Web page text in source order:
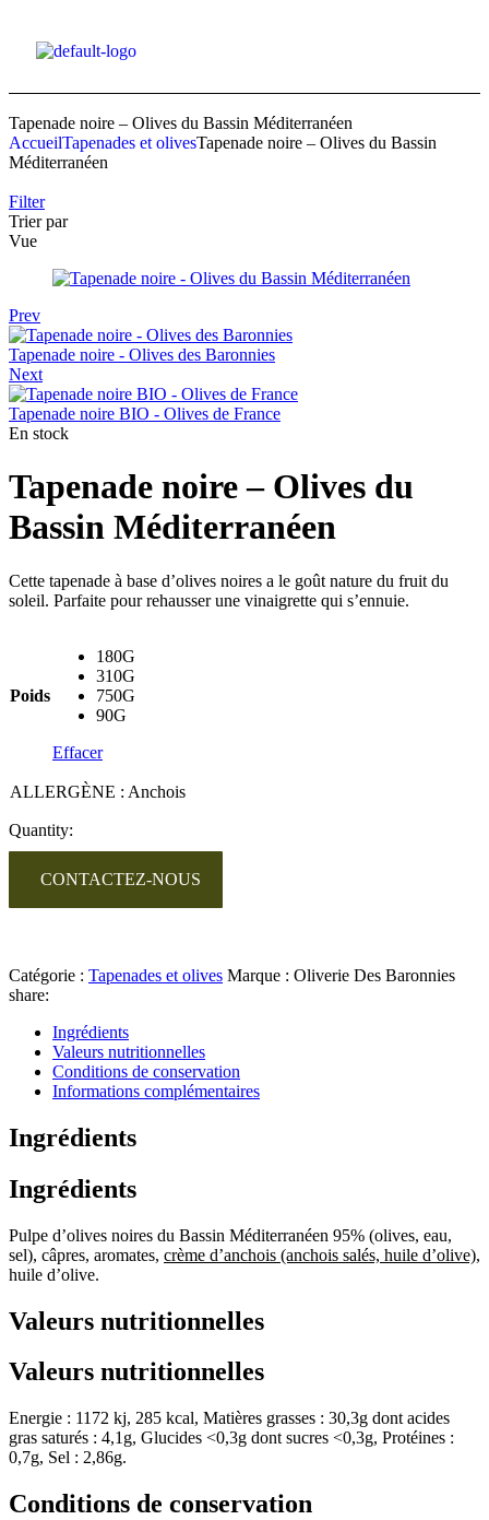
Tapenade noire – Olives du Bassin Méditerranéen
AccueilTapenades et olivesTapenade noire – Olives du Bassin
Méditerranéen
Filter
Trier par
Vue
Prev
Tapenade noire - Olives des Baronnies
Next
Tapenade noire BIO - Olives de France
En stock
Tapenade noire – Olives du
Bassin Méditerranéen
Cette tapenade à base d’olives noires a le goût nature du fruit du
soleil. Parfaite pour rehausser une vinaigrette qui s’ennuie.
Poids
180G
310G
750G
90G
Effacer
ALLERGÈNE : Anchois
Quantity:
CONTACTEZ-NOUS
Catégorie : Tapenades et olives Marque : Oliverie Des Baronnies
share:
Ingrédients
Valeurs nutritionnelles
Conditions de conservation
Informations complémentaires
Ingrédients
Ingrédients
Pulpe d’olives noires du Bassin Méditerranéen 95% (olives, eau,
sel), câpres, aromates, crème d’anchois (anchois salés, huile d’olive),
huile d’olive.
Valeurs nutritionnelles
Valeurs nutritionnelles
Energie : 1172 kj, 285 kcal, Matières grasses : 30,3g dont acides
gras saturés : 4,1g, Glucides <0,3g dont sucres <0,3g, Protéines :
0,7g, Sel : 2,86g.
Conditions de conservation